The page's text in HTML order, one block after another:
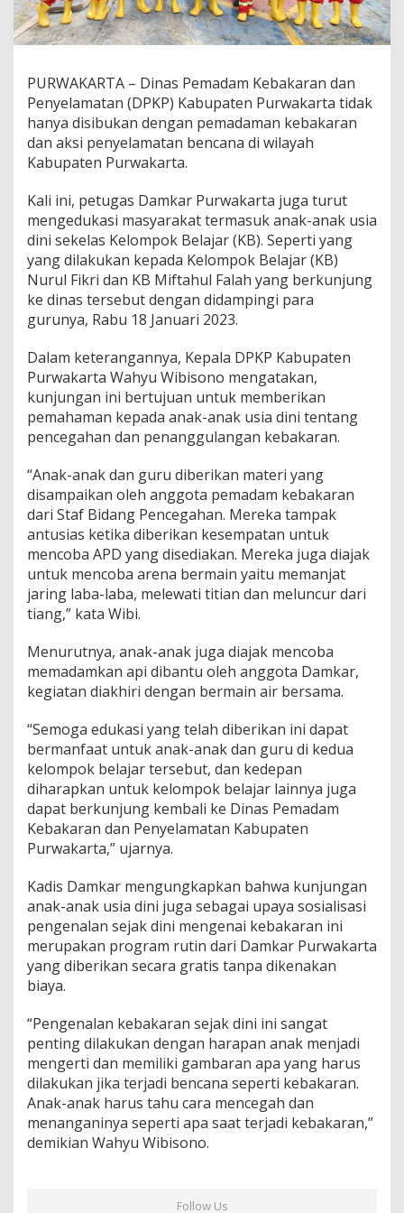
PURWAKARTA – Dinas Pemadam Kebakaran dan
Penyelamatan (DPKP) Kabupaten Purwakarta tidak
hanya disibukan dengan pemadaman kebakaran
dan aksi penyelamatan bencana di wilayah
Kabupaten Purwakarta.
Kali ini, petugas Damkar Purwakarta juga turut
mengedukasi masyarakat termasuk anak-anak usia
dini sekelas Kelompok Belajar (KB). Seperti yang
yang dilakukan kepada Kelompok Belajar (KB)
Nurul Fikri dan KB Miftahul Falah yang berkunjung
ke dinas tersebut dengan didampingi para
gurunya, Rabu 18 Januari 2023.
Dalam keterangannya, Kepala DPKP Kabupaten
Purwakarta Wahyu Wibisono mengatakan,
kunjungan ini bertujuan untuk memberikan
pemahaman kepada anak-anak usia dini tentang
pencegahan dan penanggulangan kebakaran.
“Anak-anak dan guru diberikan materi yang
disampaikan oleh anggota pemadam kebakaran
dari Staf Bidang Pencegahan. Mereka tampak
antusias ketika diberikan kesempatan untuk
mencoba APD yang disediakan. Mereka juga diajak
untuk mencoba arena bermain yaitu memanjat
jaring laba-laba, melewati titian dan meluncur dari
tiang,” kata Wibi.
Menurutnya, anak-anak juga diajak mencoba
memadamkan api dibantu oleh anggota Damkar,
kegiatan diakhiri dengan bermain air bersama.
“Semoga edukasi yang telah diberikan ini dapat
bermanfaat untuk anak-anak dan guru di kedua
kelompok belajar tersebut, dan kedepan
diharapkan untuk kelompok belajar lainnya juga
dapat berkunjung kembali ke Dinas Pemadam
Kebakaran dan Penyelamatan Kabupaten
Purwakarta,” ujarnya.
Kadis Damkar mengungkapkan bahwa kunjungan
anak-anak usia dini juga sebagai upaya sosialisasi
pengenalan sejak dini mengenai kebakaran ini
merupakan program rutin dari Damkar Purwakarta
yang diberikan secara gratis tanpa dikenakan
biaya.
“Pengenalan kebakaran sejak dini ini sangat
penting dilakukan dengan harapan anak menjadi
mengerti dan memiliki gambaran apa yang harus
dilakukan jika terjadi bencana seperti kebakaran.
Anak-anak harus tahu cara mencegah dan
menanganinya seperti apa saat terjadi kebakaran,”
demikian Wahyu Wibisono.
Follow Us